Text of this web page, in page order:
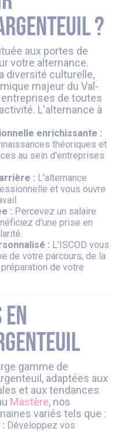
?
aux portes de
votre alternance.
diversité culturelle,
majeur du Val-
de toutes
L'alternance à
enrichissante :
théoriques et
au sein d'entreprises
: L'alternance
et vous ouvre
: Percevez un salaire
d'une prise en
: L'ISCOD vous
de votre parcours, de la
de votre
gamme de
adaptées aux
et aux tendances
Mastère, nos
variés tels que :
: Développez vos